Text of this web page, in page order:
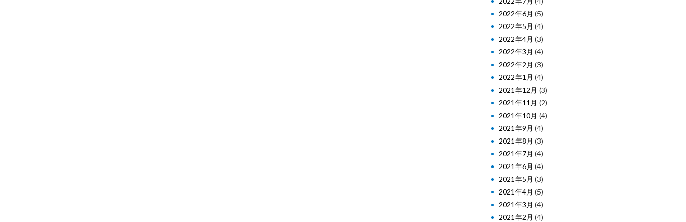
2022年6月 (5)
2022年5月 (4)
2022年4月 (3)
2022年3月 (4)
2022年2月 (3)
2022年1月 (4)
2021年12月 (3)
2021年11月 (2)
2021年10月 (4)
2021年9月 (4)
2021年8月 (3)
2021年7月 (4)
2021年6月 (4)
2021年5月 (3)
2021年4月 (5)
2021年3月 (4)
2021年2月 (4)